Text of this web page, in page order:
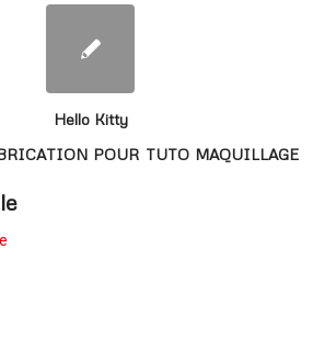
Hello Kitty
POUR TUTO MAQUILLAGE